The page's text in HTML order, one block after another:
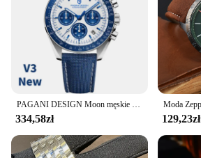
PAGANI DESIGN Moon męskie zegarki kwarcowy automatyczny zegarek męski luksusowy sportowy VK63 chronograf wodoodporny szafirowy Reloj Hombre 2023
334,58zł 129,23zł